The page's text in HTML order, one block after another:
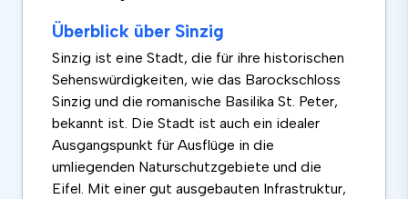
Überblick über Sinzig
Sinzig ist eine Stadt, die für ihre historischen
Sehenswürdigkeiten, wie das Barockschloss
Sinzig und die romanische Basilika St. Peter,
bekannt ist. Die Stadt ist auch ein idealer
Ausgangspunkt für Ausflüge in die
umliegenden Naturschutzgebiete und die
Eifel. Mit einer gut ausgebauten Infrastruktur,